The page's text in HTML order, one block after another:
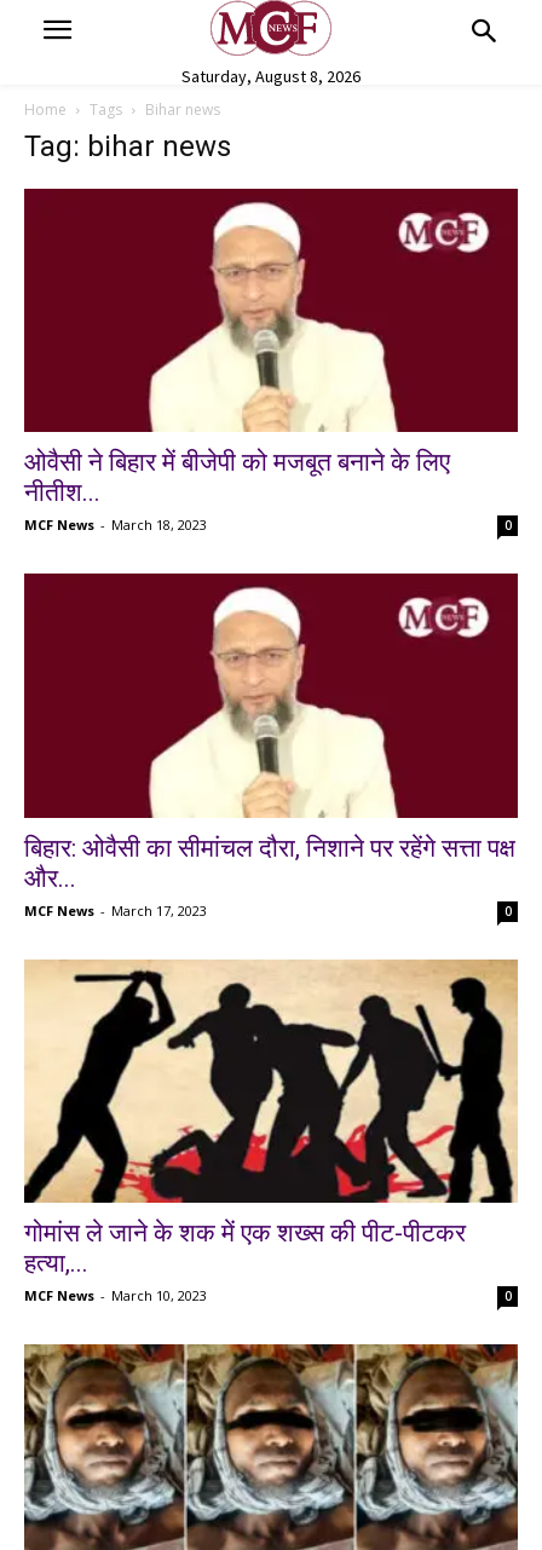
Saturday, August 8, 2026
Home Tags Bihar news
Tag: bihar news
ओवैसी ने बिहार में बीजेपी को मजबूत बनाने के लिए
नीतीश...
MCF News - March 18, 2023 0
बिहार: ओवैसी का सीमांचल दौरा, निशाने पर रहेंगे सत्ता पक्ष
और...
MCF News - March 17, 2023 0
गोमांस ले जाने के शक में एक शख्स की पीट-पीटकर
हत्या,...
MCF News - March 10, 2023 0